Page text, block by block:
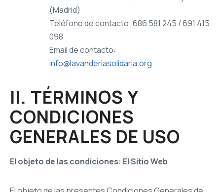
(Madrid)
Teléfono de contacto: 686 581 245 / 691 415
098
Email de contacto:
info@lavanderiasolidaria.org
II. TÉRMINOS Y
CONDICIONES
GENERALES DE USO
El objeto de las condiciones: El Sitio Web